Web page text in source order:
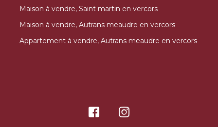
Maison à vendre, Saint martin en vercors
Maison à vendre, Autrans meaudre en vercors
Appartement à vendre, Autrans meaudre en vercors